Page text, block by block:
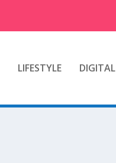
LIFESTYLE DIGITAL